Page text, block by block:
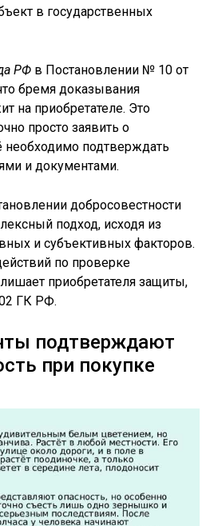
в государственных
РФ в Постановлении № 10 от
бремя доказывания
на приобретателе. Это
просто заявить о
необходимо подтверждать
и документами.
добросовестности
подход, исходя из
и субъективных факторов.
по проверке
приобретателя защиты,
ГК РФ.
подтверждают
при покупке